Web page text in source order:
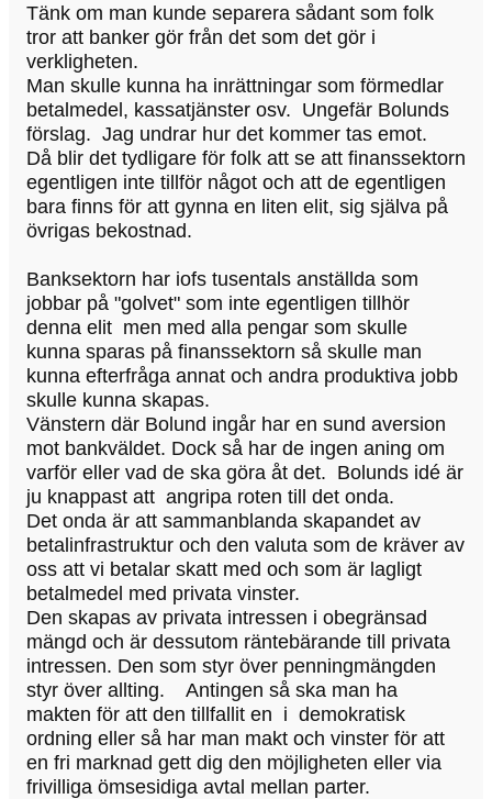
Tänk om man kunde separera sådant som folk
tror att banker gör från det som det gör i
verkligheten.
Man skulle kunna ha inrättningar som förmedlar
betalmedel, kassatjänster osv. Ungefär Bolunds
förslag. Jag undrar hur det kommer tas emot.
Då blir det tydligare för folk att se att finanssektorn
egentligen inte tillför något och att de egentligen
bara finns för att gynna en liten elit, sig själva på
övrigas bekostnad.
Banksektorn har iofs tusentals anställda som
jobbar på "golvet" som inte egentligen tillhör
denna elit men med alla pengar som skulle
kunna sparas på finanssektorn så skulle man
kunna efterfråga annat och andra produktiva jobb
skulle kunna skapas.
Vänstern där Bolund ingår har en sund aversion
mot bankväldet. Dock så har de ingen aning om
varför eller vad de ska göra åt det. Bolunds idé är
ju knappast att angripa roten till det onda.
Det onda är att sammanblanda skapandet av
betalinfrastruktur och den valuta som de kräver av
oss att vi betalar skatt med och som är lagligt
betalmedel med privata vinster.
Den skapas av privata intressen i obegränsad
mängd och är dessutom räntebärande till privata
intressen. Den som styr över penningmängden
styr över allting. Antingen så ska man ha
makten för att den tillfallit en i demokratisk
ordning eller så har man makt och vinster för att
en fri marknad gett dig den möjligheten eller via
frivilliga ömsesidiga avtal mellan parter.